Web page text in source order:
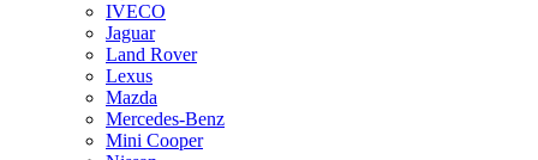
IVECO
Jaguar
Land Rover
Lexus
Mazda
Mercedes-Benz
Mini Cooper